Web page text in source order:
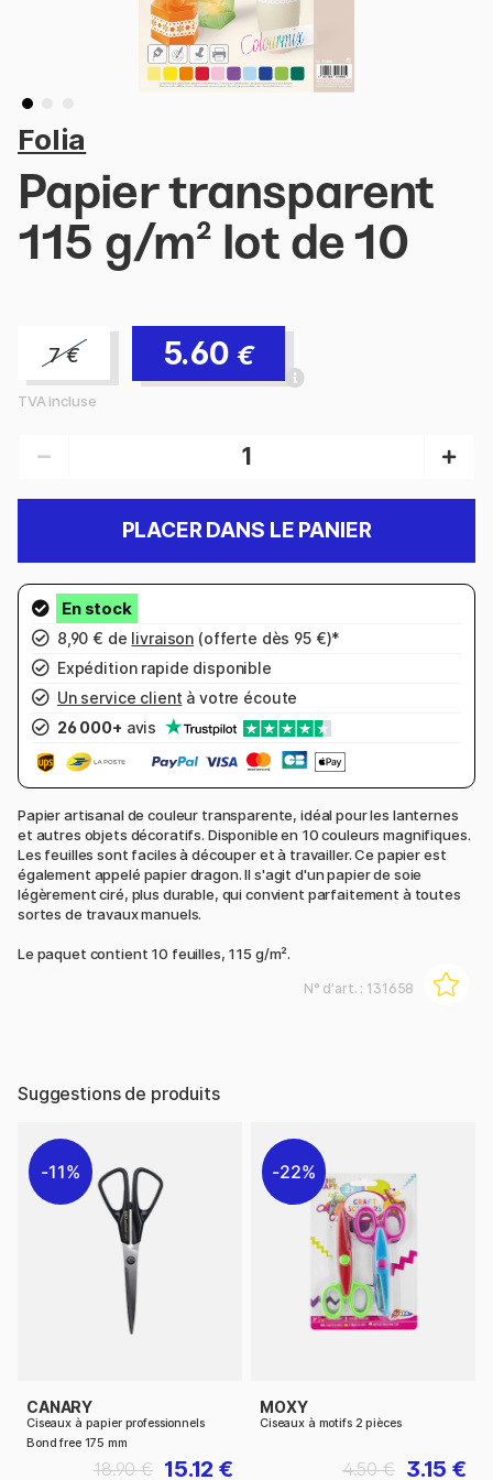
Folia
Papier transparent
115 g/m² lot de 10
7€ 5.60 €
TVA incluse
PLACER DANS LE PANIER
8,90 € de livraison (offerte dès 95 €)*
Expédition rapide disponible
Un service client à votre écoute
26 000+ avis
Papier artisanal de couleur transparente, idéal pour les lanternes
et autres objets décoratifs. Disponible en 10 couleurs magnifiques.
Les feuilles sont faciles à découper et à travailler. Ce papier est
également appelé papier dragon. Il s'agit d'un papier de soie
légèrement ciré, plus durable, qui convient parfaitement à toutes
sortes de travaux manuels.
Le paquet contient 10 feuilles, 115 g/m².
N° d'art. : 131658
Suggestions de produits
11%
CANARY
Ciseaux à papier professionnels
Bond free 175 mm
15.12 €
18.90 €
22%
MOXY
Ciseaux à motifs 2 pièces
3.15 €
4.50 €